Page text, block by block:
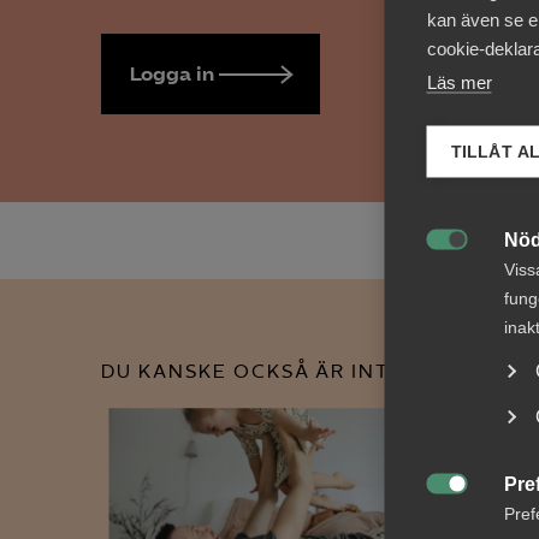
kan även se
cookie-
Läs mer
TILLÅT
Logga in Bli medlem
DU KANSKE OCKSÅ ÄR INTRESSERAD